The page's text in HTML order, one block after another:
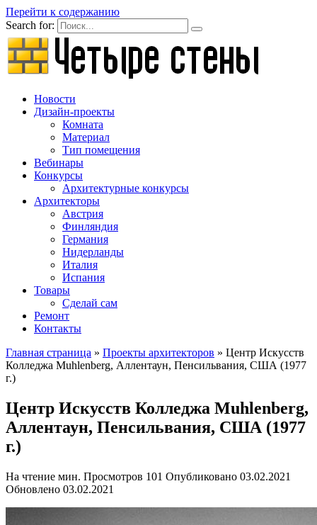
Перейти к содержанию
Search for:
Новости
Дизайн-проекты
Комната
Материал
Тип помещения
Вебинары
Конкурсы
Архитектурные конкурсы
Архитекторы
Австрия
Финляндия
Германия
Нидерланды
Италия
Испания
Товары
Сделай сам
Ремонт
Контакты
Главная страница » Проекты архитекторов » Центр Искусств
Колледжа Muhlenberg, Аллентаун, Пенсильвания, США (1977
г.)
Центр Искусств Колледжа Muhlenberg,
Аллентаун, Пенсильвания, США (1977
г.)
На чтение мин. Просмотров 101 Опубликовано 03.02.2021
Обновлено 03.02.2021